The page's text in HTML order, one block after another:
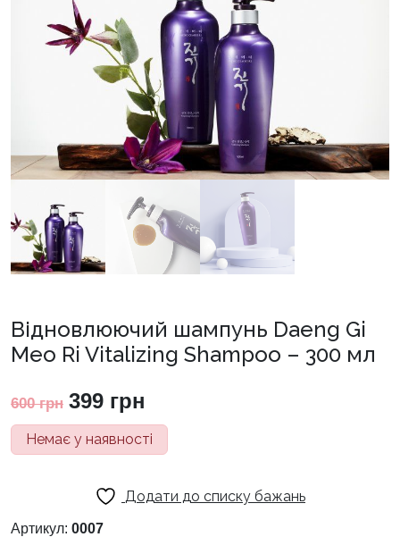
Відновлюючий шампунь Daeng Gi
Meo Ri Vitalizing Shampoo – 300 мл
600грн Оригінальна
ціна:
399 грн
ціна:
Немає у наявності
Додати до списку бажань
Артикул: 0007